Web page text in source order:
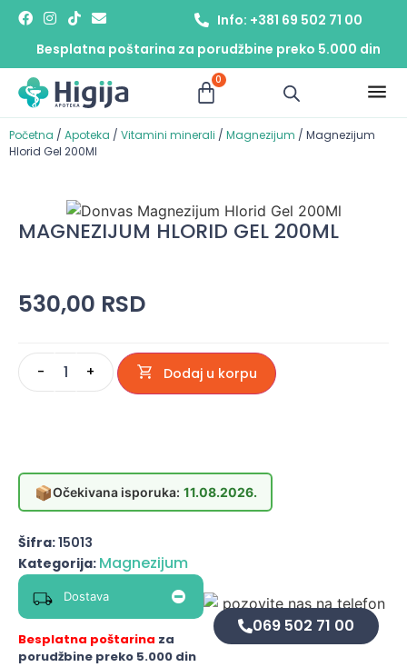
Besplatna poštarina za porudžbine preko 5.000 din
Info: +381 69 502 71 00
0
Početna / Apoteka / Vitamini minerali / Magnezijum / Magnezijum
Hlorid Gel 200Ml
MAGNEZIJUM HLORID GEL 200ML
530,00 RSD
- + Dodaj u korpu
📦Očekivana isporuka: 11.08.2026.
Šifra:15013
Kategorija: Magnezijum
Dostava
Besplatna poštarina za
porudžbine preko 5.000 din
069 502 71 00